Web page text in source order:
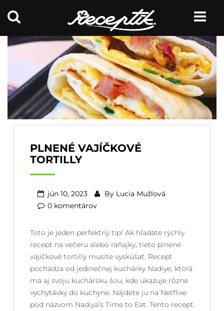
PLNENÉ VAJÍČKOVÉ
TORTILLY
jún 10, 2023 By Lucia Mužlová
0 komentárov
Toto je jeden perfektný tip! Ak hľadáte rýchly
recept na večeru alebo raňajky, tieto plnené
vajíčkové tortilly musíte vyskúšať. Recept
pochádza od jedinečnej kuchárky Nadiye, ktorá
má aj svoju kuchársku šou, kde ukazuje rôzne
vychytávky do kuchyne. Nájdete ju na Netflixe
pod názvom Nadiya’s Time to Eat. Tento recept